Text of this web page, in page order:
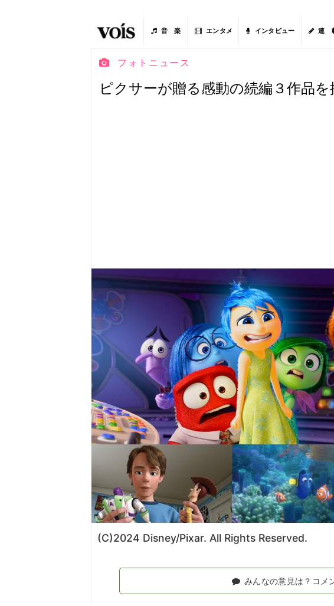
音 楽 エンタメ インタビュー 連
フォトニュース
ピクサーが贈る感動の続編３作品を
(C)2024 Disney/Pixar. All Rights Reserved.
みんなの意見は？コメ